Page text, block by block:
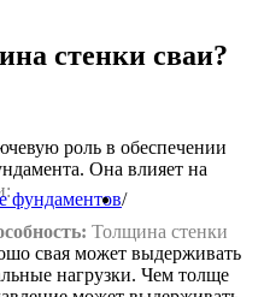
фундаментов/
стенки сваи?
роль в обеспечении
Она влияет на
Толщина стенки
свая может выдерживать
нагрузки. Чем толще